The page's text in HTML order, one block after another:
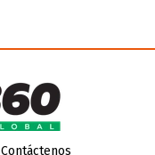
Contáctenos